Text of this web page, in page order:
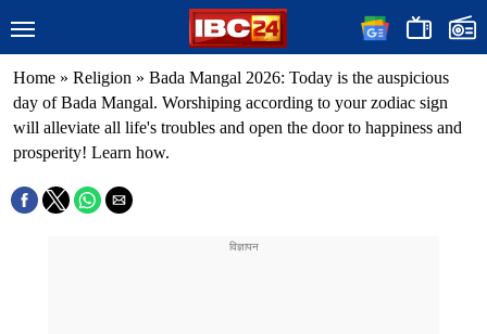
Home » Religion » Bada Mangal 2026: Today is the auspicious
day of Bada Mangal. Worshiping according to your zodiac sign
will alleviate all life's troubles and open the door to happiness and
prosperity! Learn how.